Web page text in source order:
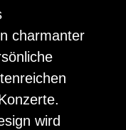
charmanter
wird